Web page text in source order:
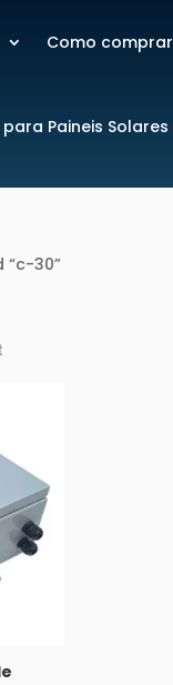
Como comprar
Paineis Solares
30”